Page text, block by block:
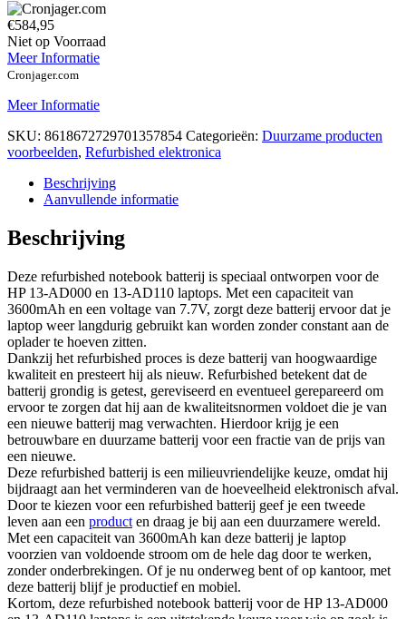
€584,95
Niet op Voorraad
Meer Informatie
Cronjager.com
Meer Informatie
SKU: 8618672729701357854 Categorieën: Duurzame producten
voorbeelden, Refurbished elektronica
Beschrijving
Aanvullende informatie
Beschrijving
Deze refurbished notebook batterij is speciaal ontworpen voor de
HP 13-AD000 en 13-AD110 laptops. Met een capaciteit van
3600mAh en een voltage van 7.7V, zorgt deze batterij ervoor dat je
laptop weer langdurig gebruikt kan worden zonder constant aan de
oplader te hoeven zitten.
Dankzij het refurbished proces is deze batterij van hoogwaardige
kwaliteit en presteert hij als nieuw. Refurbished betekent dat de
batterij grondig is getest, gereviseerd en eventueel gerepareerd om
ervoor te zorgen dat hij aan de kwaliteitsnormen voldoet die je van
een nieuwe batterij mag verwachten. Hierdoor krijg je een
betrouwbare en duurzame batterij voor een fractie van de prijs van
een nieuwe.
Deze refurbished batterij is een milieuvriendelijke keuze, omdat hij
bijdraagt aan het verminderen van de hoeveelheid elektronisch afval.
Door te kiezen voor een refurbished batterij geef je een tweede
leven aan een product en draag je bij aan een duurzamere wereld.
Met een capaciteit van 3600mAh kan deze batterij je laptop
voorzien van voldoende stroom om de hele dag door te werken,
zonder onderbrekingen. Of je nu onderweg bent of op kantoor, met
deze batterij blijf je productief en mobiel.
Kortom, deze refurbished notebook batterij voor de HP 13-AD000